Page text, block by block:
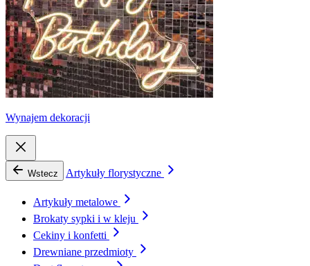
Wynajem dekoracji
Wstecz Artykuły florystyczne
Artykuły metalowe
Brokaty sypki i w kleju
Cekiny i konfetti
Drewniane przedmioty